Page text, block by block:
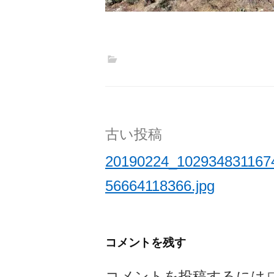
投
稿
ナ
古い投稿
56664118366.jpg
コメントを残す